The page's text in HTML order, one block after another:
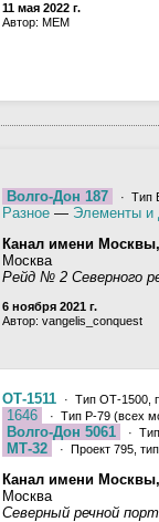
11 мая 2022 г.
Автор: MEM
Волго-Дон 187 · Тип
Разное — Элементы и
Канал имени
Москва
Рейд № 2 Северного
6 ноября 2021 г.
Автор: vangelis_conquest
ОТ-1511 · Тип ОТ-1500,
1646 · Тип Р-79 (всех
Волго-Дон 5061 ·
МТ-32 · Проект 795,
Канал имени
Москва
Северный речной порт